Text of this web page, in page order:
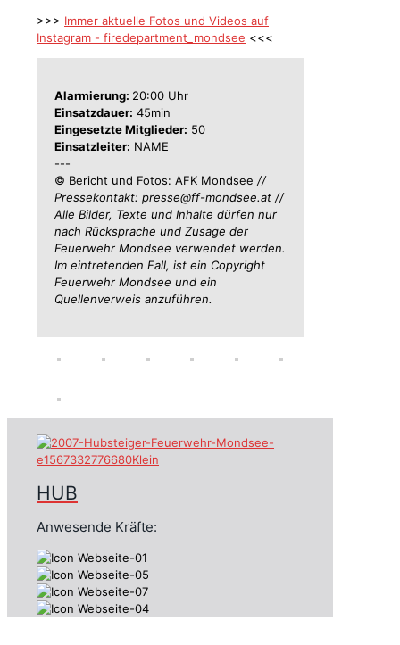
>>> Immer aktuelle Fotos und Videos auf
Instagram - firedepartment_mondsee <<<
Alarmierung: 20:00 Uhr
Einsatzdauer: 45min
Eingesetzte Mitglieder: 50
Einsatzleiter: NAME
---
© Bericht und Fotos: AFK Mondsee //
Pressekontakt: presse@ff-mondsee.at //
Alle Bilder, Texte und Inhalte dürfen nur
nach Rücksprache und Zusage der
Feuerwehr Mondsee verwendet werden.
Im eintretenden Fall, ist ein Copyright
Feuerwehr Mondsee und ein
Quellenverweis anzuführen.
HUB
Anwesende Kräfte: